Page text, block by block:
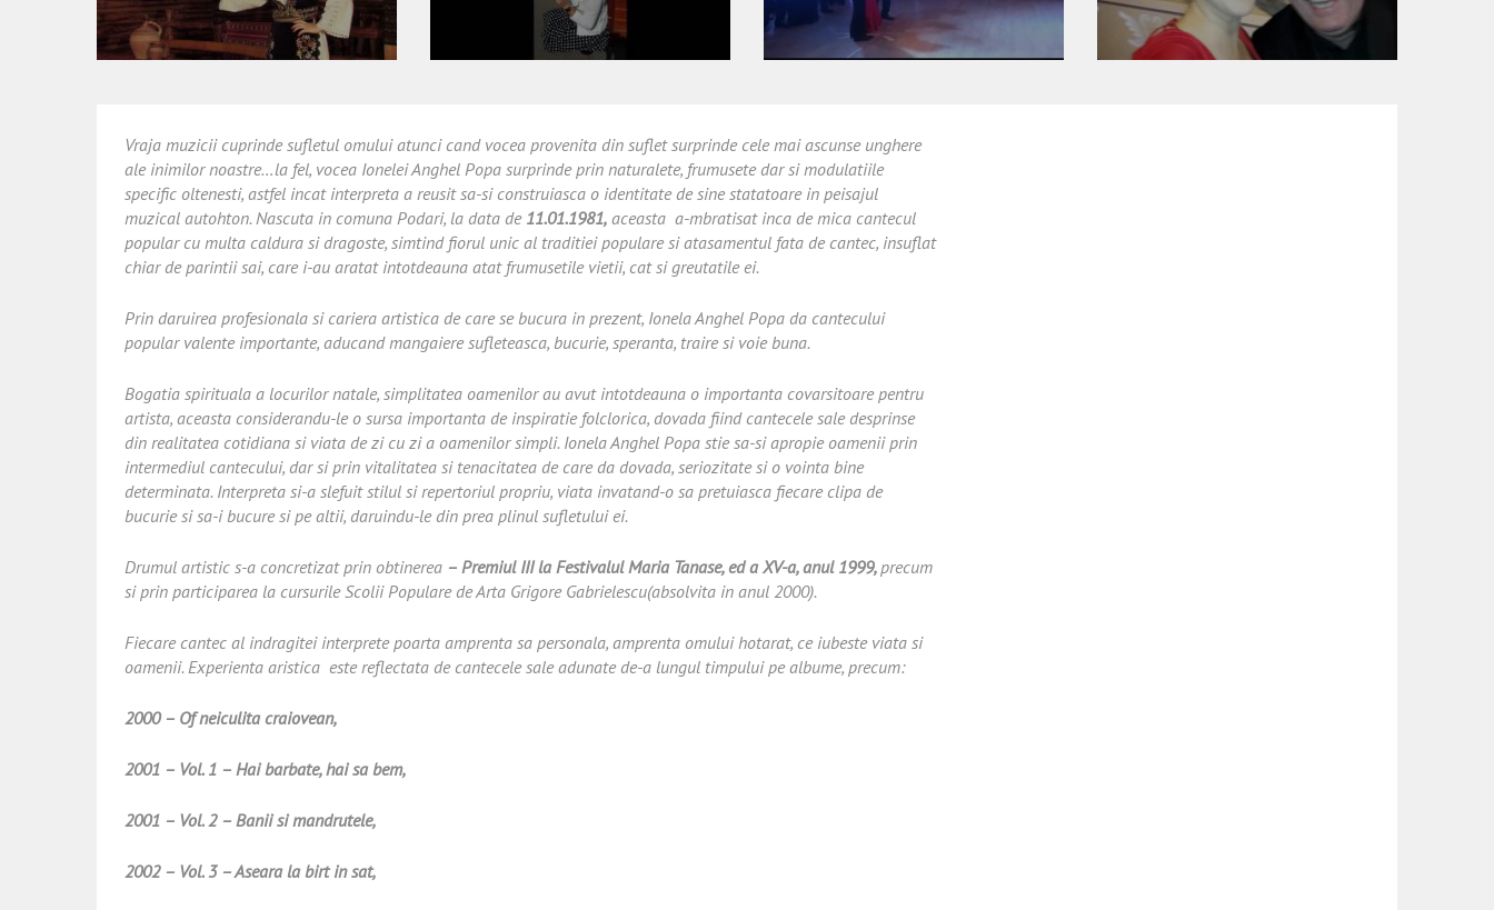
Vraja muzicii cuprinde sufletul omului atunci cand vocea provenita din suflet surprinde cele mai ascunse unghere
ale inimilor noastre…la fel, vocea Ionelei Anghel Popa surprinde prin naturalete, frumusete dar si modulatiile
specific oltenesti, astfel incat interpreta a reusit sa-si construiasca o identitate de sine statatoare in peisajul
muzical autohton. Nascuta in comuna Podari, la data de 11.01.1981, aceasta a-mbratisat inca de mica cantecul
popular cu multa caldura si dragoste, simtind fiorul unic al traditiei populare si atasamentul fata de cantec, insuflat
chiar de parintii sai, care i-au aratat intotdeauna atat frumusetile vietii, cat si greutatile ei.
Prin daruirea profesionala si cariera artistica de care se bucura in prezent, Ionela Anghel Popa da cantecului
popular valente importante, aducand mangaiere sufleteasca, bucurie, speranta, traire si voie buna.
Bogatia spirituala a locurilor natale, simplitatea oamenilor au avut intotdeauna o importanta covarsitoare pentru
artista, aceasta considerandu-le o sursa importanta de inspiratie folclorica, dovada fiind cantecele sale desprinse
din realitatea cotidiana si viata de zi cu zi a oamenilor simpli. Ionela Anghel Popa stie sa-si apropie oamenii prin
intermediul cantecului, dar si prin vitalitatea si tenacitatea de care da dovada, seriozitate si o vointa bine
determinata. Interpreta si-a slefuit stilul si repertoriul propriu, viata invatand-o sa pretuiasca fiecare clipa de
bucurie si sa-i bucure si pe altii, daruindu-le din prea plinul sufletului ei.
Drumul artistic s-a concretizat prin obtinerea – Premiul III la Festivalul Maria Tanase, ed a XV-a, anul 1999,precum
si prin participarea la cursurile Scolii Populare de Arta Grigore Gabrielescu(absolvita in anul 2000).
Fiecare cantec al indragitei interprete poarta amprenta sa personala, amprenta omului hotarat, ce iubeste viata si
oamenii. Experienta aristica este reflectata de cantecele sale adunate de-a lungul timpului pe albume, precum:
2000 – Of neiculita craiovean,
2001 – Vol. 1 – Hai barbate, hai sa bem,
2001 – Vol. 2 – Banii si mandrutele,
2002 – Vol. 3 – Aseara la birt in sat,